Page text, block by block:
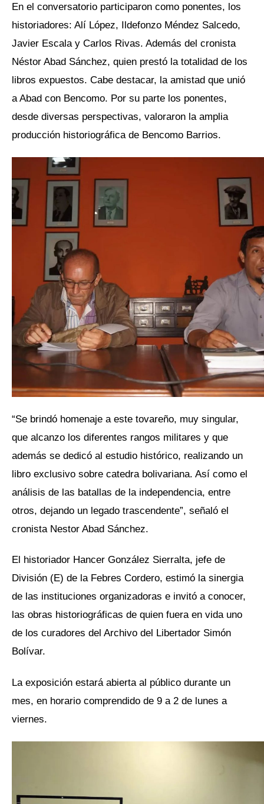
En el conversatorio participaron como ponentes, los
historiadores: Alí López, Ildefonzo Méndez Salcedo,
Javier Escala y Carlos Rivas. Además del cronista
Néstor Abad Sánchez, quien prestó la totalidad de los
libros expuestos. Cabe destacar, la amistad que unió
a Abad con Bencomo. Por su parte los ponentes,
desde diversas perspectivas, valoraron la amplia
producción historiográfica de Bencomo Barrios.
“Se brindó homenaje a este tovareño, muy singular,
que alcanzo los diferentes rangos militares y que
además se dedicó al estudio histórico, realizando un
libro exclusivo sobre catedra bolivariana. Así como el
análisis de las batallas de la independencia, entre
otros, dejando un legado trascendente”, señaló el
cronista Nestor Abad Sánchez.
El historiador Hancer González Sierralta, jefe de
División (E) de la Febres Cordero, estimó la sinergia
de las instituciones organizadoras e invitó a conocer,
las obras historiográficas de quien fuera en vida uno
de los curadores del Archivo del Libertador Simón
Bolívar.
La exposición estará abierta al público durante un
mes, en horario comprendido de 9 a 2 de lunes a
viernes.